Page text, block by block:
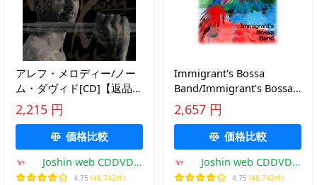
アレフ・メロディー/ノー
ム・ダヴィド[CD]【返品種
別A】
2,215 円
価格比較
Joshin web CDDVD
Yahoo!店
4.75 (48,742件)
Immigrant's Bossa
Band/Immigrant's Bossa
Band[CD]【返品種別A】
2,657 円
価格比較
Joshin web CDDVD
Yahoo!店
4.75 (48,742件)